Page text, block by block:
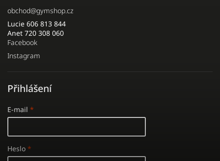
obchod@gymshop.cz
Lucie 606 813 844
Anet 720 308 060
Facebook
Instagram
Přihlášení
E-mail
Heslo